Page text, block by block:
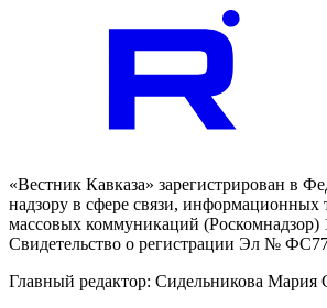
«Вестник Кавказа» зарегистрирован в
надзору в сфере связи, информационных
массовых коммуникаций (Роскомнадзор)
Свидетельство о регистрации Эл №
Главный редактор: Сидельникова Мария